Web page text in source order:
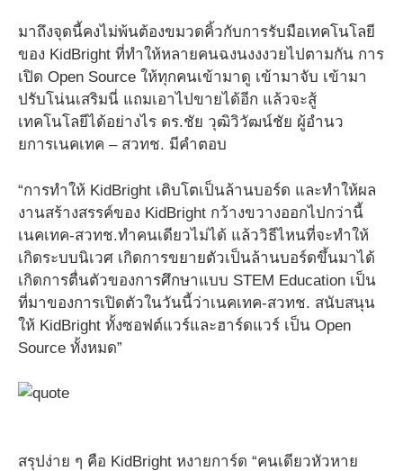
มาถึงจุดนี้คงไม่พ้นต้องขมวดคิ้วกับการรับมือเทคโนโลยี
ของ KidBright ที่ทำให้หลายคนฉงนงงงวยไปตามกัน การ
เปิด Open Source ให้ทุกคนเข้ามาดู เข้ามาจับ เข้ามา
ปรับโน่นเสริมนี่ แถมเอาไปขายได้อีก แล้วจะสู้
เทคโนโลยีได้อย่างไร ดร.ชัย วุฒิวิวัฒน์ชัย ผู้อำนว
ยการเนคเทค – สวทช. มีคำตอบ
“การทำให้ KidBright เติบโตเป็นล้านบอร์ด และทำให้ผล
งานสร้างสรรค์ของ KidBright กว้างขวางออกไปกว่านี้
เนคเทค-สวทช.ทำคนเดียวไม่ได้ แล้ววิธีไหนที่จะทำให้
เกิดระบบนิเวศ เกิดการขยายตัวเป็นล้านบอร์ดขึ้นมาได้
เกิดการตื่นตัวของการศึกษาแบบ STEM Education เป็น
ที่มาของการเปิดตัวในวันนี้ว่าเนคเทค-สวทช. สนับสนุน
ให้ KidBright ทั้งซอฟต์แวร์และฮาร์ดแวร์ เป็น Open
Source ทั้งหมด”
สรุปง่าย ๆ คือ KidBright หงายการ์ด “คนเดียวหัวหาย